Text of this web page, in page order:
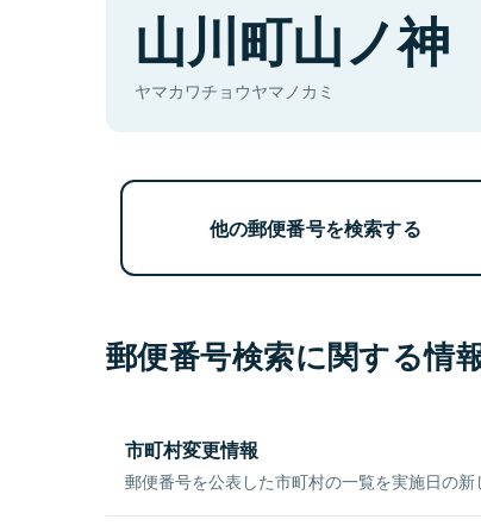
山川町山ノ神
ヤマカワチョウヤマノカミ
他の郵便番号を検索する
郵便番号検索に関する情
市町村変更情報
郵便番号を公表した市町村の一覧を実施日の新